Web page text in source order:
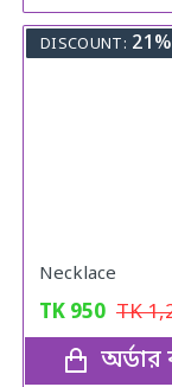
DISCOUNT: 21%
Necklace
TK 950 TK